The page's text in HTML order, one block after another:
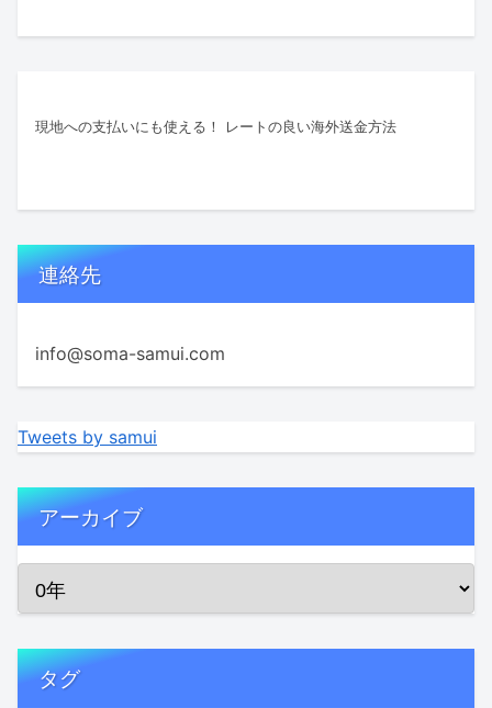
現地への支払いにも使える！ レートの良い海外送金方法
連絡先
info@soma-samui.com
Tweets by samui
アーカイブ
タグ